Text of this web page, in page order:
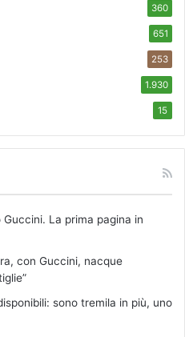
360
651
253
1.930
15
La prima pagina in
con Guccini, nacque
sono tremila in più, uno